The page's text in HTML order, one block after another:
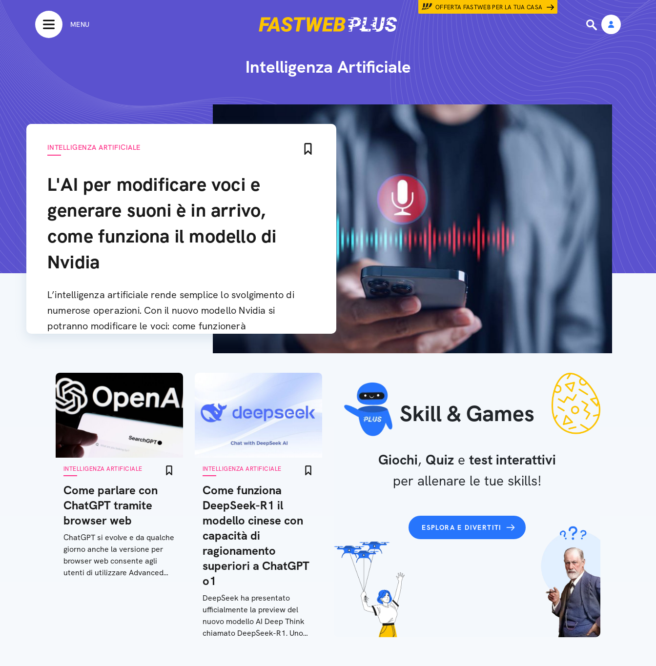
OFFERTA FASTWEB PER LA TUA CASA
MENU
Intelligenza Artificiale
INTELLIGENZA ARTIFICIALE
L'AI per modificare voci e
generare suoni è in arrivo,
come funziona il modello di
Nvidia
L’intelligenza artificiale rende semplice lo svolgimento di
numerose operazioni. Con il nuovo modello Nvidia si
potranno modificare le voci: come funzionerà
INTELLIGENZA ARTIFICIALE
Come parlare con
ChatGPT tramite
browser web
ChatGPT si evolve e da qualche
giorno anche la versione per
browser web consente agli
utenti di utilizzare Advanced
INTELLIGENZA ARTIFICIALE
Come funziona
DeepSeek-R1 il
modello cinese con
capacità di
ragionamento
superiori a ChatGPT
o1
DeepSeek ha presentato
ufficialmente la preview del
nuovo modello AI Deep Think
chiamato DeepSeek-R1. Uno
Skill & Games
Giochi, Quiz e test interattivi
per allenare le tue skills!
ESPLORA E DIVERTITI